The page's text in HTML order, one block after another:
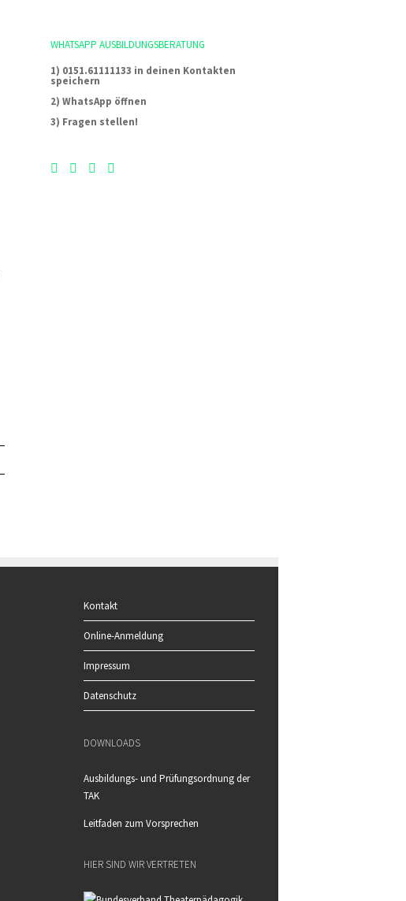
WHATSAPP AUSBILDUNGSBERATUNG
1) 0151.61111133 in deinen Kontakten
speichern
2) WhatsApp öffnen
3) Fragen stellen!
Kontakt
Online-Anmeldung
Impressum
Datenschutz
DOWNLOADS
Ausbildungs- und Prüfungsordnung der
TAK
Leitfaden zum Vorsprechen
HIER SIND WIR VERTRETEN